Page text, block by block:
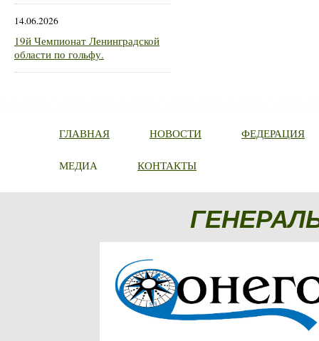
14.06.2026
19й Чемпионат Ленинградской
области по гольфу.
ГЛАВНАЯ НОВОСТИ ФЕДЕРАЦИЯ
МЕДИА КОНТАКТЫ